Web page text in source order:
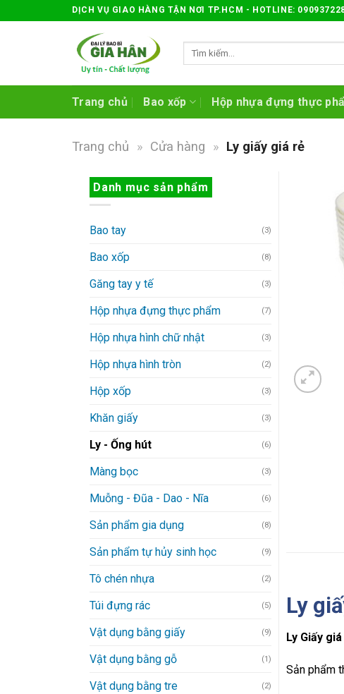
to
DỊCH VỤ GIAO HÀNG TẬN NƠI TP.HCM - HOTLINE:
Tìm
Trang chủ Bao xốp Hộp nhựa đựng thực
Trang chủ » Cửa hàng » Ly giấy giá rẻ
Danh mục sản phẩm
Bao tay (3)
Bao xốp (8)
Găng tay y tế (3)
Hộp nhựa đựng thực phẩm (7)
Hộp nhựa hình chữ nhật (3)
Hộp nhựa hình tròn (2)
Hộp xốp (3)
Khăn giấy (3)
Ly - Ống hút (6)
Màng bọc (3)
Muỗng - Đũa - Dao - Nĩa (6)
Sản phẩm gia dụng (8)
Sản phẩm tự hủy sinh học (9)
Tô chén nhựa (2)
Túi đựng rác (5)
Vật dụng bằng giấy (9)
Vật dụng bằng gỗ (1)
Vật dụng bằng tre (2)
Ly
Ly Giấy
Sản phẩm